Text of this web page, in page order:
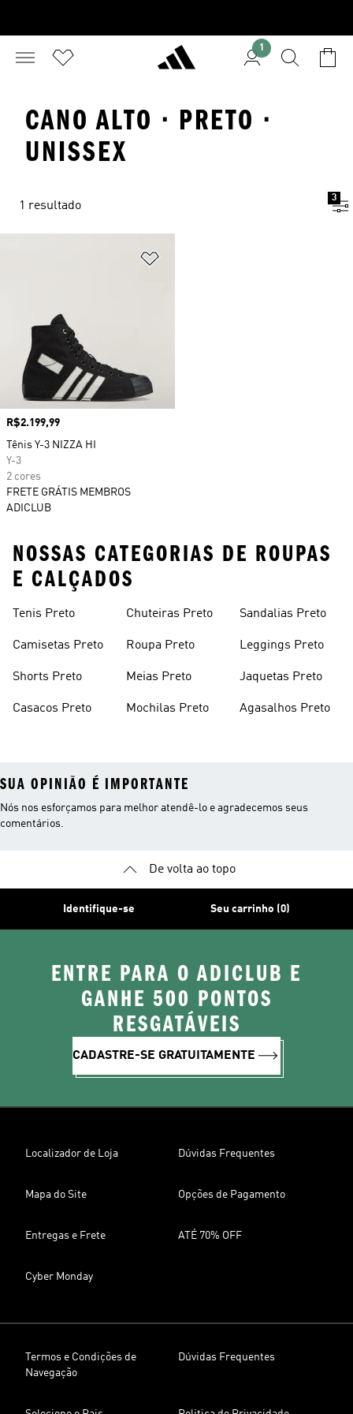
1
CANO ALTO · PRETO ·
UNISSEX
1 resultado
3
Preço
R$2.199,99
Tênis Y-3 NIZZA HI
Y-3
2 cores
FRETE GRÁTIS MEMBROS
ADICLUB
NOSSAS CATEGORIAS DE ROUPAS
E CALÇADOS
Tenis Preto
Camisetas Preto
Shorts Preto
Casacos Preto
Chuteiras Preto
Roupa Preto
Meias Preto
Mochilas Preto
Sandalias Preto
Leggings Preto
Jaquetas Preto
Agasalhos Preto
SUA OPINIÃO É IMPORTANTE
Nós nos esforçamos para melhor atendê-lo e agradecemos seus
comentários.
De volta ao topo
Identifique-se Seu carrinho (0)
ENTRE PARA O ADICLUB E
GANHE 500 PONTOS
RESGATÁVEIS
CADASTRE-SE GRATUITAMENTE
Localizador de Loja Dúvidas Frequentes
Mapa do Site Opções de Pagamento
Entregas e Frete ATÉ 70% OFF
Cyber Monday
Termos e Condições de
Navegação
Dúvidas Frequentes